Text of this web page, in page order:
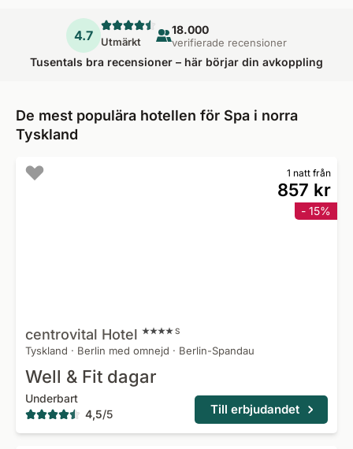
4.7 Utmärkt
18.000
verifierade recensioner
Tusentals bra recensioner – här börjar din avkoppling
De mest populära hotellen för Spa i norra
Tyskland
1 natt från
857 kr
- 15%
centrovital Hotel S
Tyskland · Berlin med omnejd · Berlin-Spandau
Well & Fit dagar
Underbart
4,5/5 Till erbjudandet